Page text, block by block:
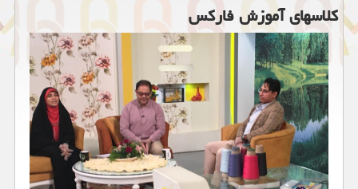
كلاسهای آموزش فاركس